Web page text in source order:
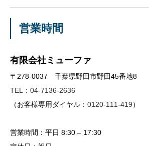
営業時間
有限会社ミューファ
〒278-0037 千葉県野田市野田45番地8
TEL：04-7136-2636
（お客様専用ダイヤル： 0120-111-419）
営業時間：平日 8:30 – 17:30